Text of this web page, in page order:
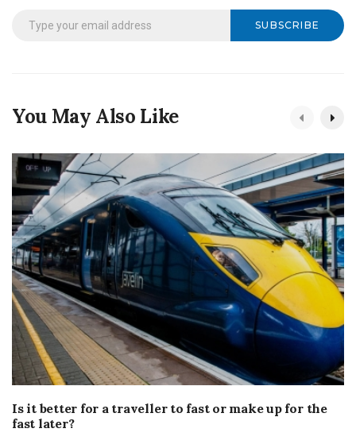
SUBSCRIBE
You May Also Like
Is it better for a traveller to fast or make up for the
fast later?